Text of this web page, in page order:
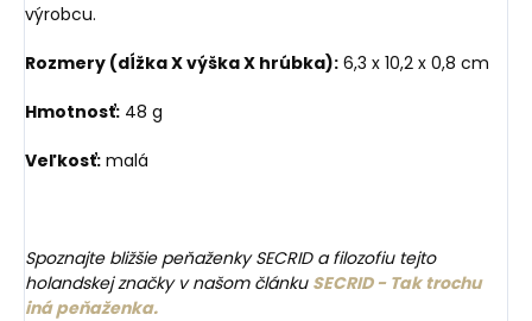
výrobcu.
Rozmery (dĺžka X výška X hrúbka): 6,3 x 10,2 x 0,8 cm
Hmotnosť: 48 g
Veľkosť: malá
Spoznajte bližšie peňaženky SECRID a filozofiu tejto
holandskej značky v našom článku SECRID - Tak trochu
iná peňaženka.